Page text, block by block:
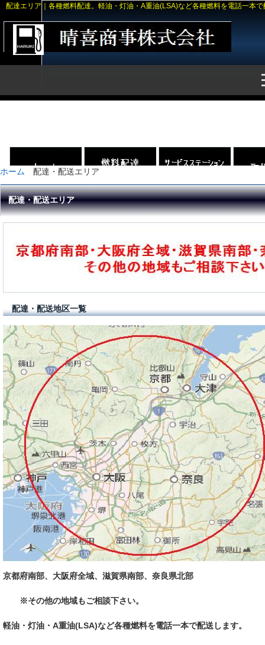
配達エリア｜各種燃料配達。軽油・灯油・A重油(LSA)など各種燃料を電話一本
ホーム 配達・配送エリア
配達・配送エリア
配達・配送地区一覧
京都府南部、大阪府全域、滋賀県南部、奈良県北部
※その他の地域もご相談下さい。
軽油・灯油・A重油(LSA)など各種燃料を電話一本で配送します。